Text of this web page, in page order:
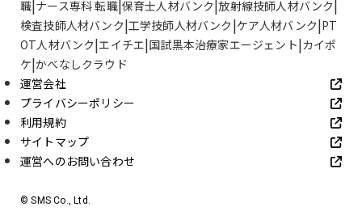
職 ナース専科 転職 保育士人材バンク 放射線技師人材バンク
検査技師人材バンク 工学技師人材バンク ケア人材バンク PT
OT人材バンク エイチエ 国試黒本治療家エージェント カイポ
ケ かべなしクラウド
運営会社
プライバシーポリシー
利用規約
サイトマップ
運営へのお問い合わせ
© SMS Co., Ltd.